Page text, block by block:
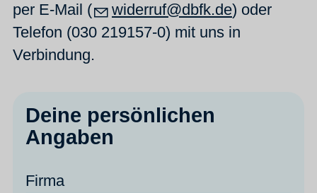
per E-Mail (
w d rr f dbfk d ) oder
Telefon (030 219157-0) mit uns in
Verbindung.
Deine persönlichen
Angaben
Firma